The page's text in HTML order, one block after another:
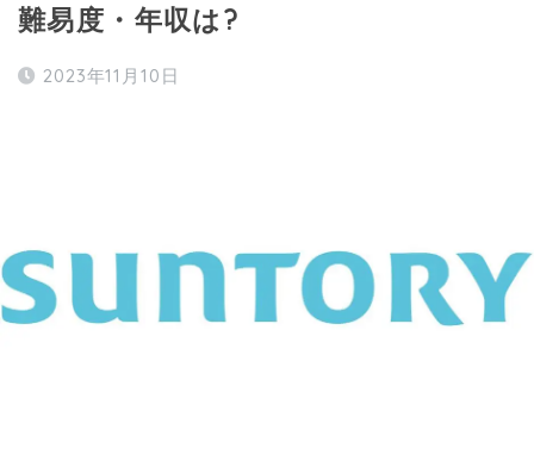
難易度・年収は?
2023年11月10日